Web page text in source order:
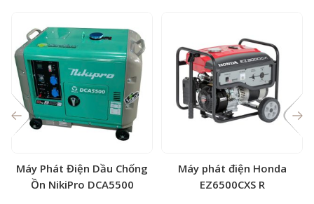
Máy Phát Điện Dầu Chống
Ồn NikiPro DCA5500
Máy phát điện Honda
EZ6500CXS R